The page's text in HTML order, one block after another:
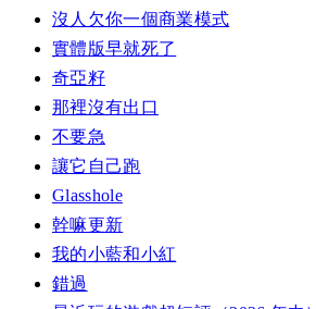
沒人欠你一個商業模式
實體版早就死了
奇亞籽
那裡沒有出口
不要急
讓它自己跑
Glasshole
幹嘛更新
我的小藍和小紅
錯過